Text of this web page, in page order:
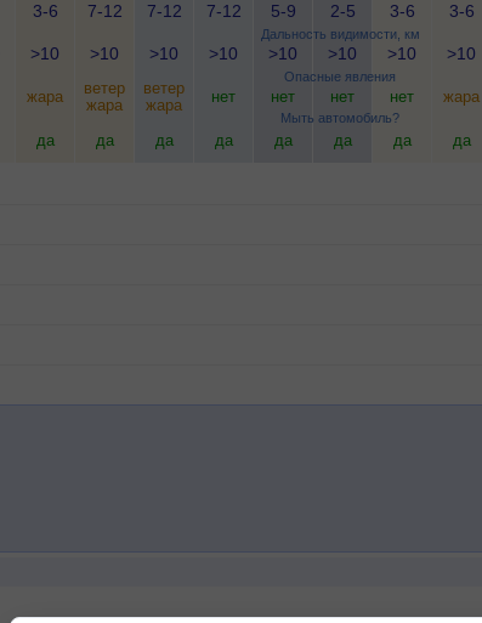
Дальность видимости, км
Опасные явления
Мыть автомобиль?
3-6
7-12
7-12
7-12
5-9
2-5
3-6
3-6
>10 >10 >10 >10 >10 >10 >10 >10
жара
ветер
жара
ветер
жара
нет нет нет нет жара
да да да да да да да да